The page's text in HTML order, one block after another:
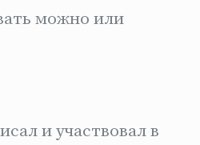
можно или
и участвовал в